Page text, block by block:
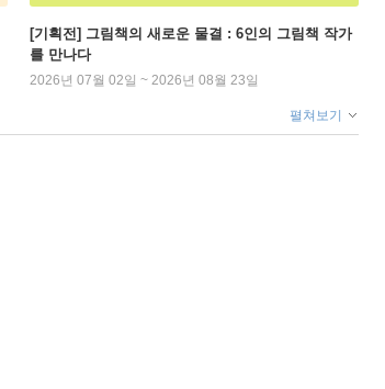
[기획전] 그림책의 새로운 물결 : 6인의 그림책 작가
를 만나다
2026년 07월 02일 ~ 2026년 08월 23일
펼쳐보기